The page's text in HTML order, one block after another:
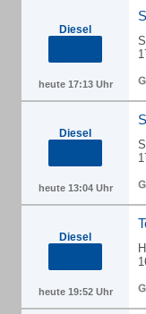
Diesel
heute 17:13 Uhr
Diesel
heute 13:04 Uhr
Diesel
heute 19:52 Uhr